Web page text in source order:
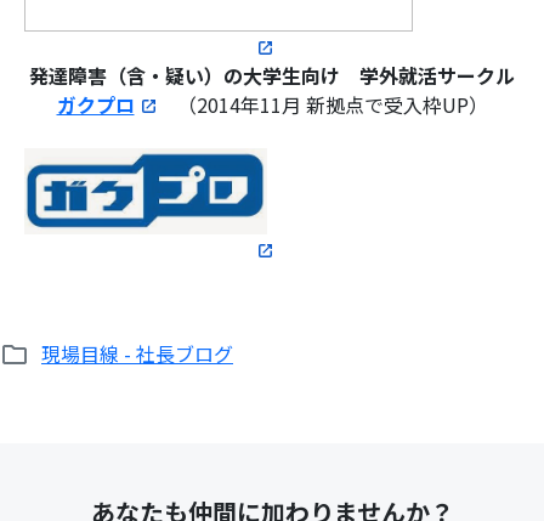
発達障害（含・疑い）の大学生向け 学外就活サークル
ガクプロ
（2014年11月 新拠点で受入枠UP）
現場目線 - 社長ブログ
あなたも仲間に加わりませんか？